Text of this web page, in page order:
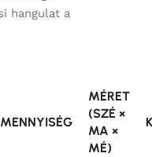
hangulat a
MENNYISÉG
MÉRET
(SZÉ ×
MA ×
MÉ)